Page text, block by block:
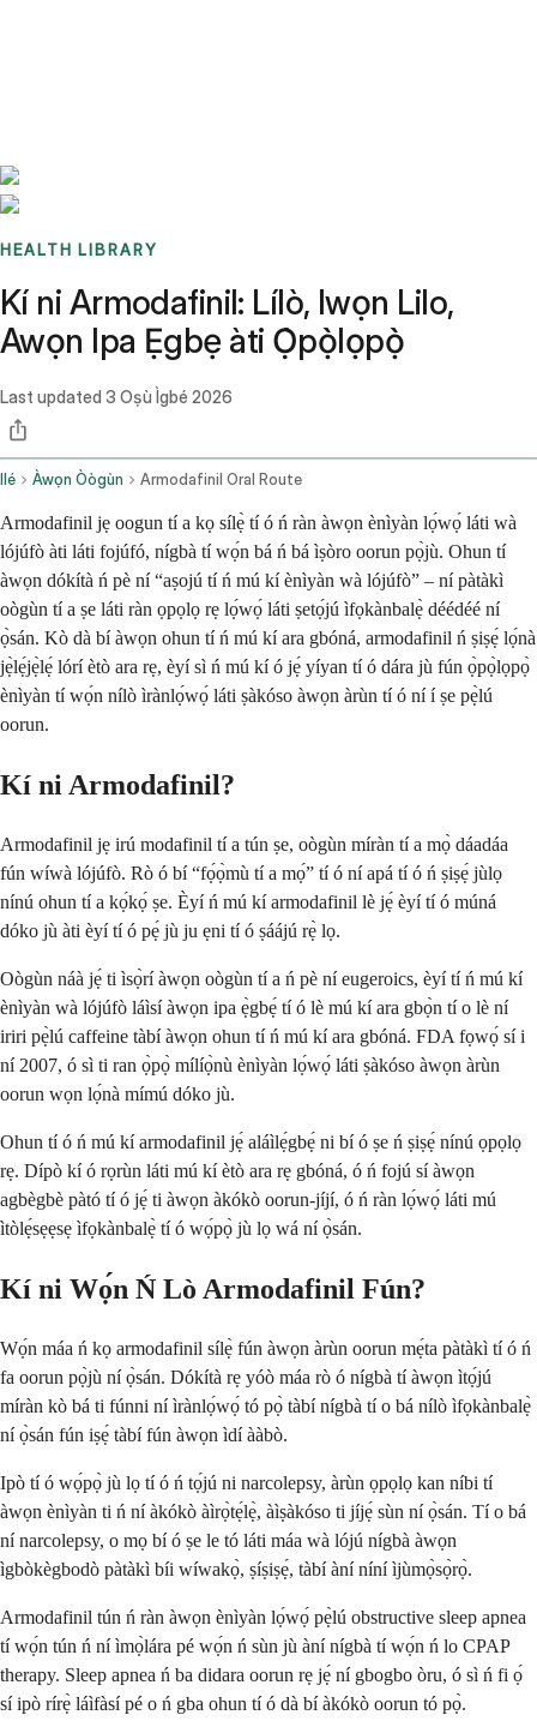
HEALTH LIBRARY
Kí ni Armodafinil: Lílò, Iwọn Lilo,
Awọn Ipa Ẹgbẹ àti Ọ̀pọ̀lọpọ̀
Last updated 3 Oṣù Ìgbé 2026
Ilé Àwọn Òògùn Armodafinil Oral Route
Armodafinil jẹ oogun tí a kọ sílẹ̀ tí ó ń ràn àwọn ènìyàn lọ́wọ́ láti wà
lójúfò àti láti fojúfó, nígbà tí wọ́n bá ń bá ìṣòro oorun pọ̀jù. Ohun tí
àwọn dókítà ń pè ní “aṣojú tí ń mú kí ènìyàn wà lójúfò” – ní pàtàkì
oògùn tí a ṣe láti ràn ọpọlọ rẹ lọ́wọ́ láti ṣetọ́jú ìfọkànbalẹ̀ déédéé ní
ọ̀sán. Kò dà bí àwọn ohun tí ń mú kí ara gbóná, armodafinil ń ṣiṣẹ́ lọ́nà
jẹ̀lẹ́jẹ̀lẹ́ lórí ètò ara rẹ, èyí sì ń mú kí ó jẹ́ yíyan tí ó dára jù fún ọ̀pọ̀lọpọ̀
ènìyàn tí wọ́n nílò ìrànlọ́wọ́ láti ṣàkóso àwọn àrùn tí ó ní í ṣe pẹ̀lú
oorun.
Kí ni Armodafinil?
Armodafinil jẹ irú modafinil tí a tún ṣe, oògùn míràn tí a mọ̀ dáadáa
fún wíwà lójúfò. Rò ó bí “fọ́ọ̀mù tí a mọ́” tí ó ní apá tí ó ń ṣiṣẹ́ jùlọ
nínú ohun tí a kọ́kọ́ ṣe. Èyí ń mú kí armodafinil lè jẹ́ èyí tí ó múná
dóko jù àti èyí tí ó pẹ́ jù ju ẹni tí ó ṣáájú rẹ̀ lọ.
Oògùn náà jẹ́ ti ìsọ̀rí àwọn oògùn tí a ń pè ní eugeroics, èyí tí ń mú kí
ènìyàn wà lójúfò láìsí àwọn ipa ẹ̀gbẹ́ tí ó lè mú kí ara gbọ̀n tí o lè ní
iriri pẹ̀lú caffeine tàbí àwọn ohun tí ń mú kí ara gbóná. FDA fọwọ́ sí i
ní 2007, ó sì ti ran ọ̀pọ̀ mílíọ̀nù ènìyàn lọ́wọ́ láti ṣàkóso àwọn àrùn
oorun wọn lọ́nà mímú dóko jù.
Ohun tí ó ń mú kí armodafinil jẹ́ aláìlẹ́gbẹ́ ni bí ó ṣe ń ṣiṣẹ́ nínú ọpọlọ
rẹ. Dípò kí ó rọrùn láti mú kí ètò ara rẹ gbóná, ó ń fojú sí àwọn
agbègbè pàtó tí ó jẹ́ ti àwọn àkókò oorun-jíjí, ó ń ràn lọ́wọ́ láti mú
ìtòlẹ́sẹẹsẹ ìfọkànbalẹ̀ tí ó wọ́pọ̀ jù lọ wá ní ọ̀sán.
Kí ni Wọ́n Ń Lò Armodafinil Fún?
Wọ́n máa ń kọ armodafinil sílẹ̀ fún àwọn àrùn oorun mẹ́ta pàtàkì tí ó ń
fa oorun pọ̀jù ní ọ̀sán. Dókítà rẹ yóò máa rò ó nígbà tí àwọn ìtọ́jú
míràn kò bá ti fúnni ní ìrànlọ́wọ́ tó pọ̀ tàbí nígbà tí o bá nílò ìfọkànbalẹ̀
ní ọ̀sán fún iṣẹ́ tàbí fún àwọn ìdí ààbò.
Ipò tí ó wọ́pọ̀ jù lọ tí ó ń tọ́jú ni narcolepsy, àrùn ọpọlọ kan níbi tí
àwọn ènìyàn ti ń ní àkókò àìrọ̀tẹ́lẹ̀, àìṣàkóso ti jíjẹ́ sùn ní ọ̀sán. Tí o bá
ní narcolepsy, o mọ bí ó ṣe le tó láti máa wà lójú nígbà àwọn
ìgbòkègbodò pàtàkì bíi wíwakọ̀, ṣíṣiṣẹ́, tàbí àní níní ìjùmọ̀sọ̀rọ̀.
Armodafinil tún ń ràn àwọn ènìyàn lọ́wọ́ pẹ̀lú obstructive sleep apnea
tí wọ́n tún ń ní ìmọ̀lára pé wọ́n ń sùn jù àní nígbà tí wọ́n ń lo CPAP
therapy. Sleep apnea ń ba didara oorun rẹ jẹ́ ní gbogbo òru, ó sì ń fi ọ́
sí ipò rírẹ̀ láìfàsí pé o ń gba ohun tí ó dà bí àkókò oorun tó pọ̀.